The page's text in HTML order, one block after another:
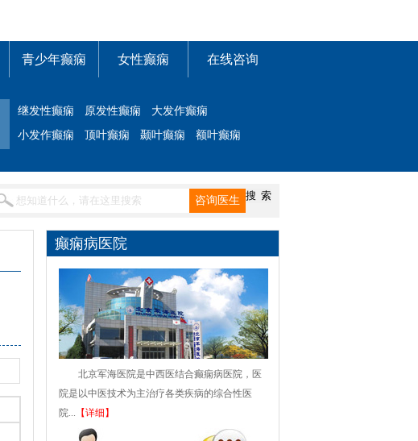
青少年癫痫 女性癫痫 在线咨询
继发性癫痫 原发性癫痫
大发作癫痫
小发作癫痫
顶叶癫痫 颞叶癫痫 额叶癫痫
癫痫病医院
北京军海医院是中西医结合癫痫病医院，医
院是以中医技术为主治疗各类疾病的综合性医
院... 【详细】